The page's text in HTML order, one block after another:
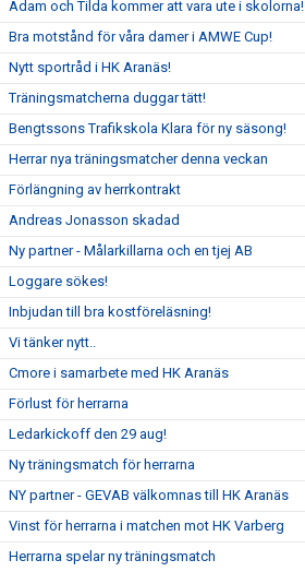
Adam och Tilda kommer att vara ute i skolorna!
Bra motstånd för våra damer i AMWE Cup!
Nytt sportråd i HK Aranäs!
Träningsmatcherna duggar tätt!
Bengtssons Trafikskola Klara för ny säsong!
Herrar nya träningsmatcher denna veckan
Förlängning av herrkontrakt
Andreas Jonasson skadad
Ny partner - Målarkillarna och en tjej AB
Loggare sökes!
Inbjudan till bra kostföreläsning!
Vi tänker nytt..
Cmore i samarbete med HK Aranäs
Förlust för herrarna
Ledarkickoff den 29 aug!
Ny träningsmatch för herrarna
NY partner - GEVAB välkomnas till HK Aranäs
Vinst för herrarna i matchen mot HK Varberg
Herrarna spelar ny träningsmatch